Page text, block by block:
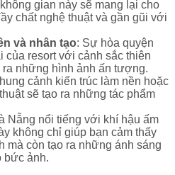
gian này sẽ mang lại cho
chất nghệ thuật và gần gũi với
và nhân tạo: Sự hòa quyện
của resort với cảnh sắc thiên
những hình ảnh ấn tượng.
cảnh kiến trúc làm nền hoặc
sẽ tạo ra những tác phẩm
Nẵng nổi tiếng với khí hậu ấm
không chỉ giúp bạn cảm thấy
mà còn tạo ra những ánh sáng
bức ảnh.